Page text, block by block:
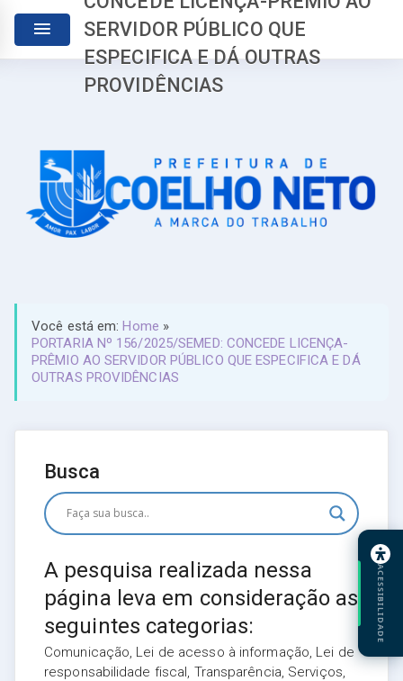
SERVIDOR PÚBLICO QUE
ESPECIFICA E DÁ OUTRAS
PROVIDÊNCIAS
Você está em:Home »
PORTARIA Nº 156/2025/SEMED: CONCEDE LICENÇA-
PRÊMIO AO SERVIDOR PÚBLICO QUE ESPECIFICA E DÁ
OUTRAS PROVIDÊNCIAS
Busca
A pesquisa realizada nessa
página leva em consideração as
seguintes categorias:
Comunicação, Lei de acesso à informação, Lei de
responsabilidade fiscal, Transparência, Serviços,
ACESSIBILIDADE